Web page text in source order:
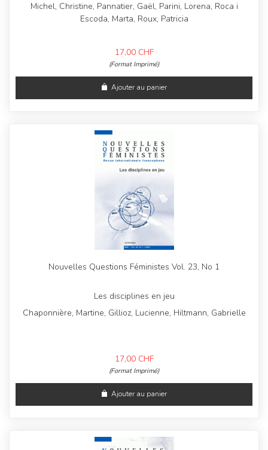
Michel, Christine, Pannatier, Gaël, Parini, Lorena, Roca i
Escoda, Marta, Roux, Patricia
17,00 CHF
(Format Imprimé)
Ajouter au panier
Nouvelles Questions Féministes Vol. 23, No 1
Les disciplines en jeu
Chaponnière, Martine, Gillioz, Lucienne, Hiltmann, Gabrielle
17,00 CHF
(Format Imprimé)
Ajouter au panier